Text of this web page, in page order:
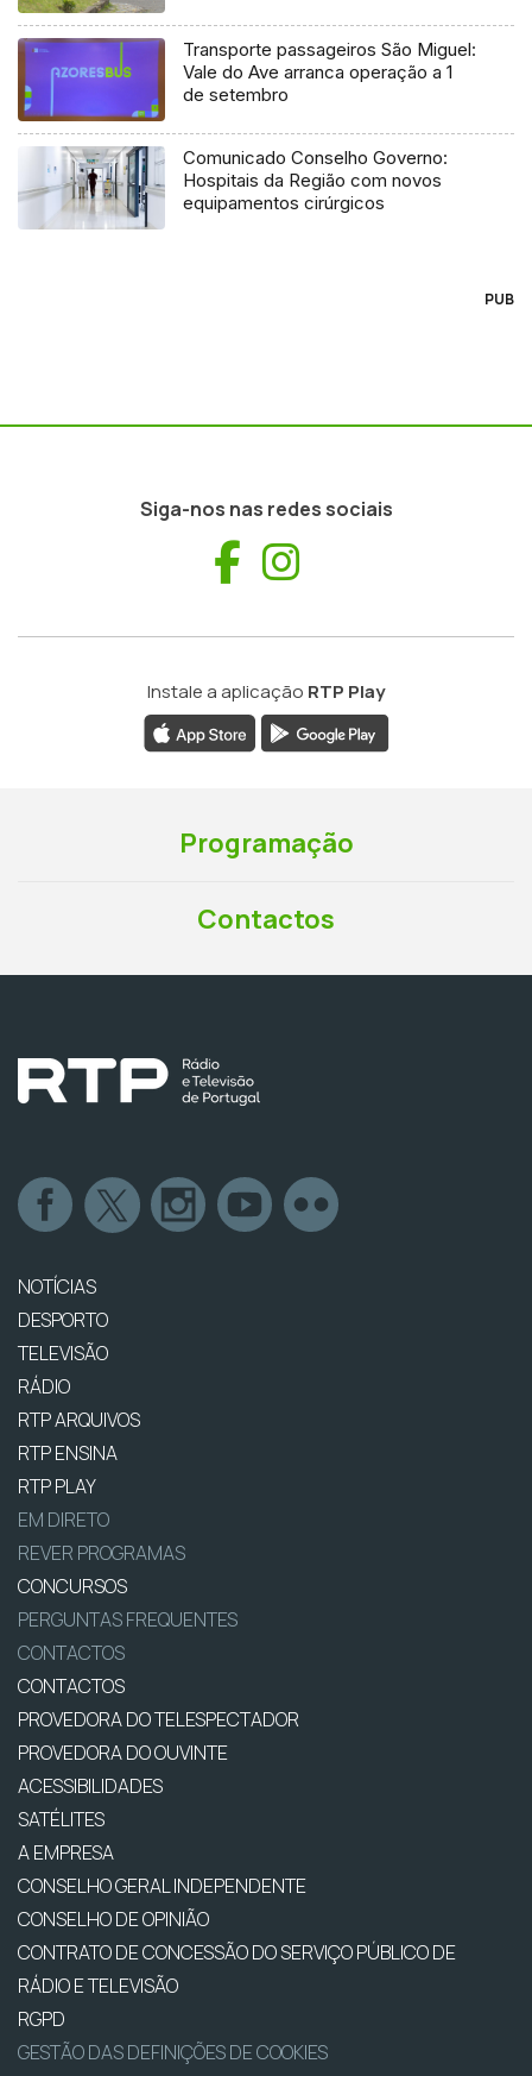
Transporte passageiros São Miguel:
Vale do Ave arranca operação a 1
de setembro
Comunicado Conselho Governo:
Hospitais da Região com novos
equipamentos cirúrgicos
PUB
Siga-nos nas redes sociais
Facebook
Instale a aplicação RTP Play
Programação
Contactos
NOTÍCIAS
DESPORTO
TELEVISÃO
RÁDIO
RTP ARQUIVOS
RTP ENSINA
RTP PLAY
EM DIRETO
REVER PROGRAMAS
CONCURSOS
PERGUNTAS FREQUENTES
CONTACTOS
CONTACTOS
PROVEDORA DO TELESPECTADOR
PROVEDORA DO OUVINTE
ACESSIBILIDADES
SATÉLITES
A EMPRESA
CONSELHO GERAL INDEPENDENTE
CONSELHO DE OPINIÃO
CONTRATO DE CONCESSÃO DO SERVIÇO PÚBLICO DE
RÁDIO E TELEVISÃO
RGPD
GESTÃO DAS DEFINIÇÕES DE COOKIES